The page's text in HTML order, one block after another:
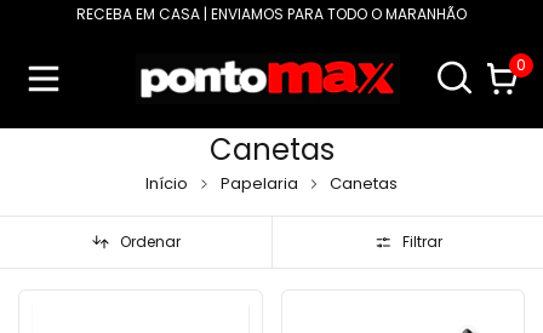
RECEBA EM CASA | ENVIAMOS PARA TODO O MARANHÃO
0
Canetas
Início Papelaria Canetas
Ordenar Filtrar